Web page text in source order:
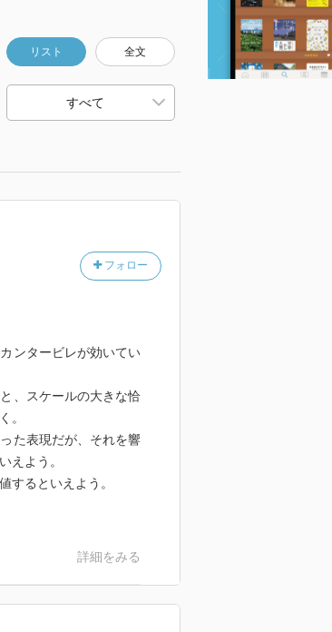
リスト 全文
フォロー
ンタービレが効いてい
、スケールの大きな恰
。
た表現だが、それを響
えよう。
するといえよう。
詳細をみる